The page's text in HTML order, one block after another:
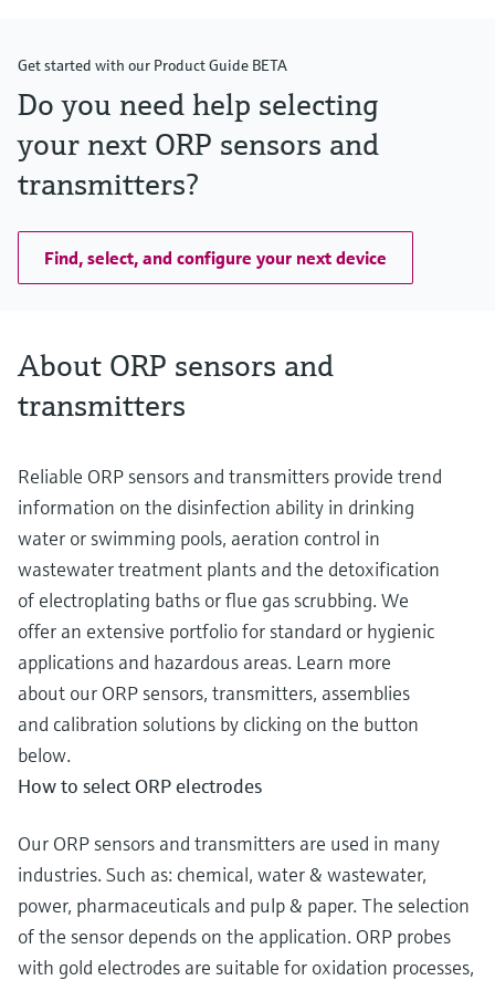
Get started with our Product Guide BETA
Do you need help selecting
your next ORP sensors and
transmitters?
Find, select, and configure your next device
About ORP sensors and
transmitters
Reliable ORP sensors and transmitters provide trend
information on the disinfection ability in drinking
water or swimming pools, aeration control in
wastewater treatment plants and the detoxification
of electroplating baths or flue gas scrubbing. We
offer an extensive portfolio for standard or hygienic
applications and hazardous areas. Learn more
about our ORP sensors, transmitters, assemblies
and calibration solutions by clicking on the button
below.
How to select ORP electrodes
Our ORP sensors and transmitters are used in many
industries. Such as: chemical, water & wastewater,
power, pharmaceuticals and pulp & paper. The selection
of the sensor depends on the application. ORP probes
with gold electrodes are suitable for oxidation processes,